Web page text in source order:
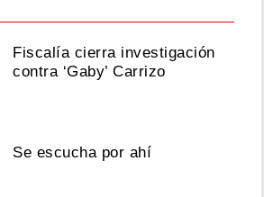
Fiscalía cierra investigación
contra ‘Gaby’ Carrizo
Se escucha por ahí